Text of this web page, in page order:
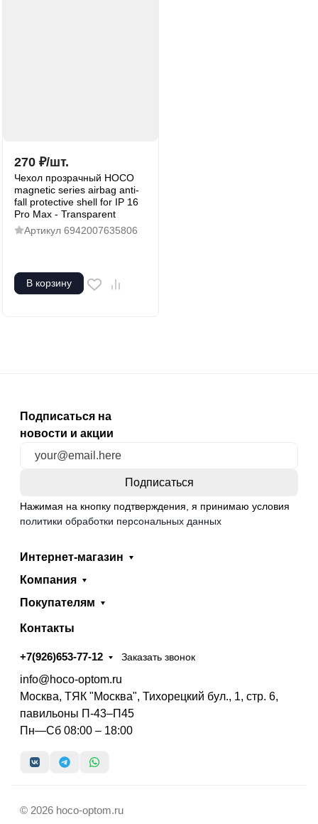
270 ₽/шт.
Чехол прозрачный HOCO
magnetic series airbag anti-
fall protective shell for IP 16
Pro Max - Transparent
Артикул 6942007635806
В корзину
Подписаться на
новости и акции
Нажимая на кнопку подтверждения, я принимаю условия
политики обработки персональных данных
Интернет-магазин
Компания
Покупателям
Контакты
+7(926)653-77-12 Заказать звонок
info@hoco-optom.ru
Москва, ТЯК "Москва", Тихорецкий бул., 1, стр. 6,
павильоны П-43–П45
Пн—Сб 08:00 – 18:00
© 2026 hoco-optom.ru